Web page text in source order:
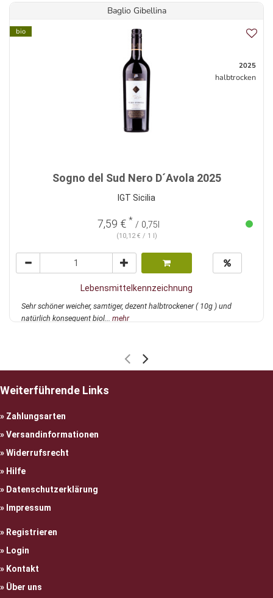
Baglio Gibellina
bio
2025
halbtrocken
Sogno del Sud Nero D´Avola 2025
IGT Sicilia
7,59 € * / 0,75l
(10,12 € / 1 l)
Lebensmittelkennzeichnung
Sehr schöner weicher, samtiger, dezent halbtrockener ( 10g ) und
natürlich konsequent biol... mehr
Weiterführende Links
Zahlungsarten
Versandinformationen
Widerrufsrecht
Hilfe
Datenschutzerklärung
Impressum
Registrieren
Login
Kontakt
Über uns